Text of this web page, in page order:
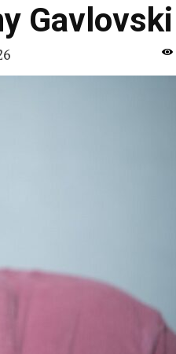
Gavlovski